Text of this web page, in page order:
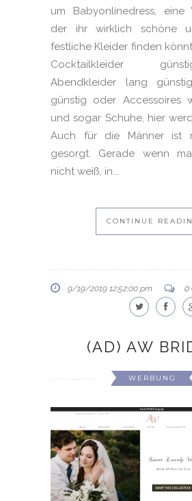
um Babyonlinedress, eine
der ihr wirklich schöne
festliche Kleider finden
Cocktailkleider
Abendkleider lang
günstig oder Accessoires
und sogar Schuhe, hier
Auch für die Männer ist
gesorgt. Gerade wenn
nicht weiß, in...
CONTINUE
9/19/2019 12:52:00 pm 0
(AD) AW
WERBUNG